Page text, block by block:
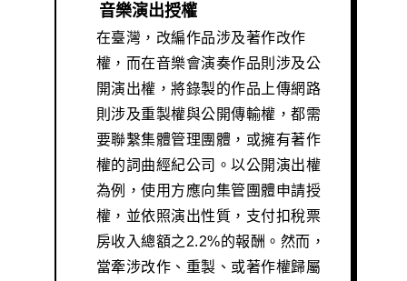
音樂演出授權
在臺灣，改編作品涉及著作改作
權，而在音樂會演奏作品則涉及公
開演出權，將錄製的作品上傳網路
則涉及重製權與公開傳輸權，都需
要聯繫集體管理團體，或擁有著作
權的詞曲經紀公司。以公開演出權
為例，使用方應向集管團體申請授
權，並依照演出性質，支付扣稅票
房收入總額之2.2%的報酬。然而，
當牽涉改作、重製、或著作權歸屬